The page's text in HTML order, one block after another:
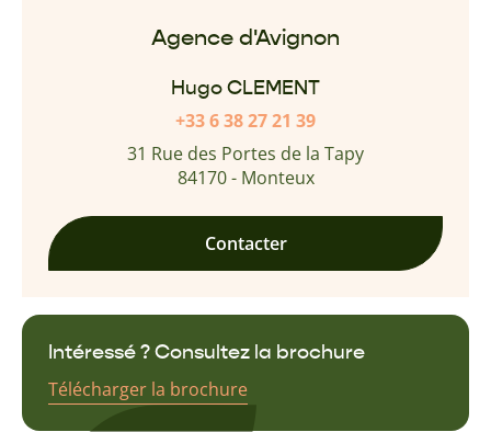
Agence d'Avignon
Hugo CLEMENT
+33 6 38 27 21 39
31 Rue des Portes de la Tapy
84170 - Monteux
Contacter
Intéressé ? Consultez la brochure
Télécharger la brochure